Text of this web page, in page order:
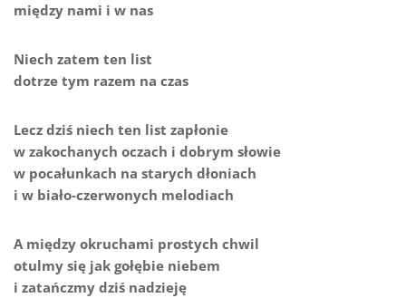
między nami i w nas
Niech zatem ten list
dotrze tym razem na czas
Lecz dziś niech ten list zapłonie
w zakochanych oczach i dobrym słowie
w pocałunkach na starych dłoniach
i w biało-czerwonych melodiach
A między okruchami prostych chwil
otulmy się jak gołębie niebem
i zatańczmy dziś nadzieję